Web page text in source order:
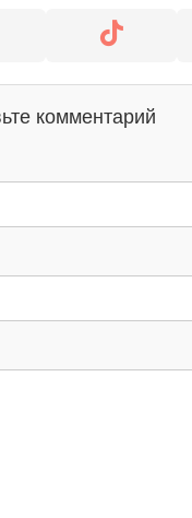
комментарий